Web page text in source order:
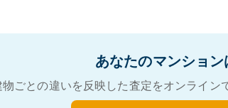
あなたのマンション
ごとの違いを反映した査定をオンライ